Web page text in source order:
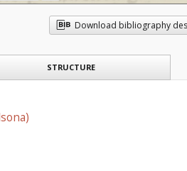
Download bibliography
STRUCTURE